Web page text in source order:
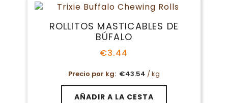
ROLLITOS MASTICABLES DE
BÚFALO
€3.44
Precio por kg: €43.54 / kg
AÑADIR A LA CESTA